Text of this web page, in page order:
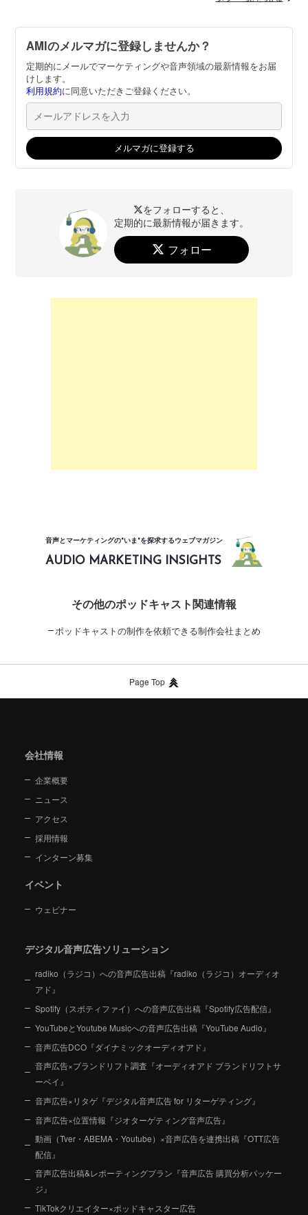
AMIのメルマガに登録しませんか？
定期的にメールでマーケティングや音声領域の最新情報をお届
けします。
利用規約に同意いただきご登録ください。
をフォローすると、
定期的に最新情報が届きます。
フォロー
音声とマーケティングの"いま"を探求するウェブマガジン
AUDIO MARKETING INSIGHTS
その他のポッドキャスト関連情報
ポッドキャストの制作を依頼できる制作会社まとめ
Page Top
会社情報
企業概要
ニュース
アクセス
採用情報
インターン募集
イベント
ウェビナー
デジタル音声広告ソリューション
radiko（ラジコ）への音声広告出稿『radiko（ラジコ）オーディオ
アド』
Spotify（スポティファイ）への音声広告出稿『Spotify広告配信』
YouTubeとYoutube Musicへの音声広告出稿『YouTube Audio』
音声広告DCO『ダイナミックオーディオアド』
音声広告×ブランドリフト調査『オーディオアド ブランドリフトサ
ーベイ』
音声広告×リタゲ『デジタル音声広告 for リターゲティング』
音声広告×位置情報『ジオターゲティング音声広告』
動画（Tver・ABEMA・Youtube）×音声広告を連携出稿『OTT広告
配信』
音声広告出稿&レポーティングプラン『音声広告 購買分析パッケー
ジ』
TikTokクリエイター×ポッドキャスター広告